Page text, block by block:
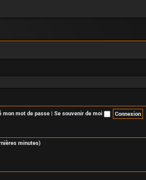
mon mot de passe | Se souvenir de moi
minutes)